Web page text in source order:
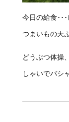
今日の給食･･
つまいもの天
どうぶつ体操
しゃいでバシ